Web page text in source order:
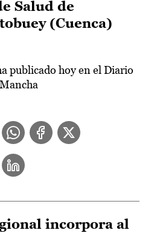
Salud de
(Cuenca)
publicado hoy en el Diario
incorpora al